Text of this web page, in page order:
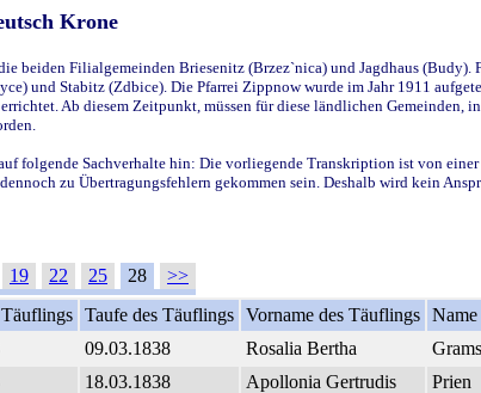
Krone
beiden Filialgemeinden Briesenitz (Brzez`nica) und Jagdhaus
und Stabitz (Zdbice). Die Pfarrei Zippnow wurde im Jahr 1911
Ab diesem Zeitpunkt, müssen für diese ländlichen Gemeinden,
folgende Sachverhalte hin: Die vorliegende Transkription ist von
zu Übertragungsfehlern gekommen sein. Deshalb wird kein
19 22 25 28
>>
Taufe des Täuflings Vorname des Täuflings Name
09.03.1838 Rosalia Bertha
18.03.1838 Apollonia Gertrudis Prien